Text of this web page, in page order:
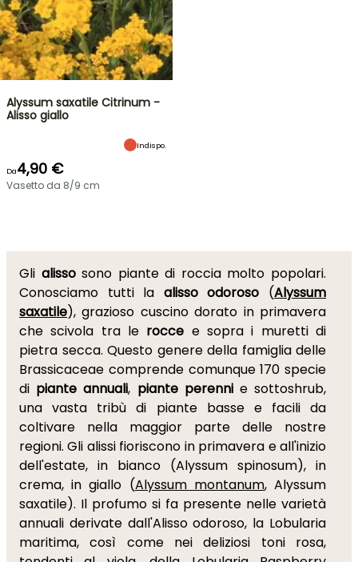
Alyssum saxatile Citrinum -
Alisso giallo
Indispo.
Da4,90 €
Vasetto da 8/9 cm
Gli alissosono piante di roccia molto popolari.
Conosciamo tutti la alisso odoroso (Alyssum
saxatile), grazioso cuscino dorato in primavera
che scivola tra le rocce e sopra i muretti di
pietra secca. Questo genere della famiglia delle
Brassicaceae comprende comunque 170 specie
di piante annuali, piante perennie sottoshrub,
una vasta tribù di piante basse e facili da
coltivare nella maggior parte delle nostre
regioni. Gli alissi fioriscono in primavera e all'inizio
dell'estate, in bianco (Alyssum spinosum), in
crema, in giallo (Alyssum montanum, Alyssum
saxatile). Il profumo si fa presente nelle varietà
annuali derivate dall'Alisso odoroso, la Lobularia
maritima, così come nei deliziosi toni rosa,